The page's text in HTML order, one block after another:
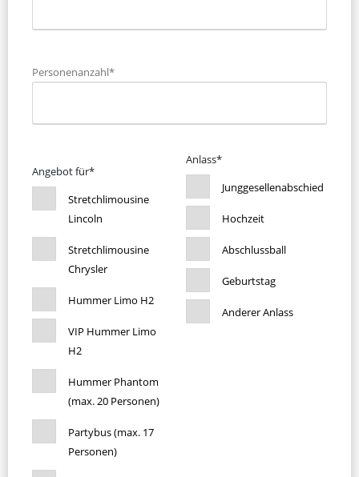
Personenanzahl*
Angebot für*
Stretchlimousine
Lincoln
Stretchlimousine
Chrysler
Hummer Limo H2
VIP Hummer Limo
H2
Hummer Phantom
(max. 20 Personen)
Partybus (max. 17
Personen)
Anlass*
Junggesellenabschied
Hochzeit
Abschlussball
Geburtstag
Anderer Anlass